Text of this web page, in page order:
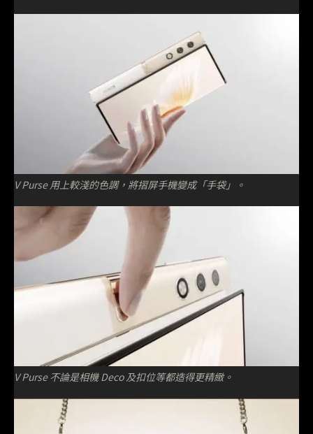
V Purse 用上較淺的色調，將摺屏手機變成「手袋」。
V Purse 不論是相機 Deco 及扣位等都造得更精緻。